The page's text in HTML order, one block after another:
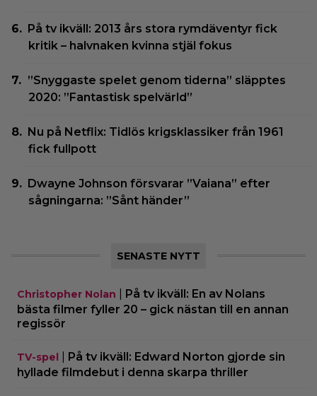
På tv ikväll: 2013 års stora rymdäventyr fick
kritik – halvnaken kvinna stjäl fokus
”Snyggaste spelet genom tiderna” släpptes
2020: ”Fantastisk spelvärld”
Nu på Netflix: Tidlös krigsklassiker från 1961
fick fullpott
Dwayne Johnson försvarar ”Vaiana” efter
sågningarna: ”Sånt händer”
SENASTE NYTT
Christopher Nolan
På tv ikväll: En av Nolans
bästa filmer fyller 20 – gick nästan till en annan
regissör
TV-spel
På tv ikväll: Edward Norton gjorde sin
hyllade filmdebut i denna skarpa thriller